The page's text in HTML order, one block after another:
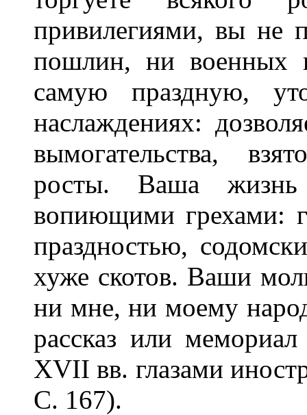
привилегиями, вы не
пошлин, ни военных
самую праздную,
наслаждениях:
вымогательства,
росты. Ваша жизнь
вопиющими грехами:
праздностью,
хуже скотов. Ваши
ни мне, ни моему
рассказ или
XVII вв. глазами
С. 167).